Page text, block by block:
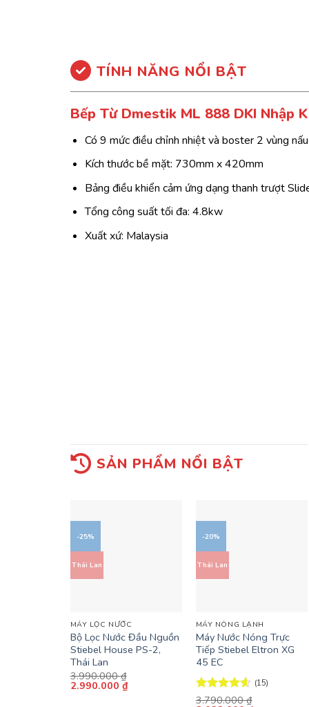
TÍNH NĂNG NỔI BẬT
Bếp Từ Dmestik ML 888 DKI Nhập
Có 9 mức điều chỉnh nhiệt và boster 2 vùng nấu
Kích thước bề mặt: 730mm x 420mm
Bảng điều khiển cảm ứng dạng thanh trượt
Tổng công suất tối đa: 4.8kw
Xuất xứ: Malaysia
SẢN PHẨM NỔI BẬT
-25%
Thái Lan
MÁY LỌC NƯỚC
Bộ Lọc Nước Đầu Nguồn
Stiebel House PS-2,
Thái Lan
3.990.000₫
Giá
2.990.000₫Giá
hiện
-20%
Thái Lan
MÁY NÓNG LẠNH
Máy Nước Nóng Trực
Tiếp Stiebel Eltron XG
45 EC
Được xếp
(15)
3.790.000₫